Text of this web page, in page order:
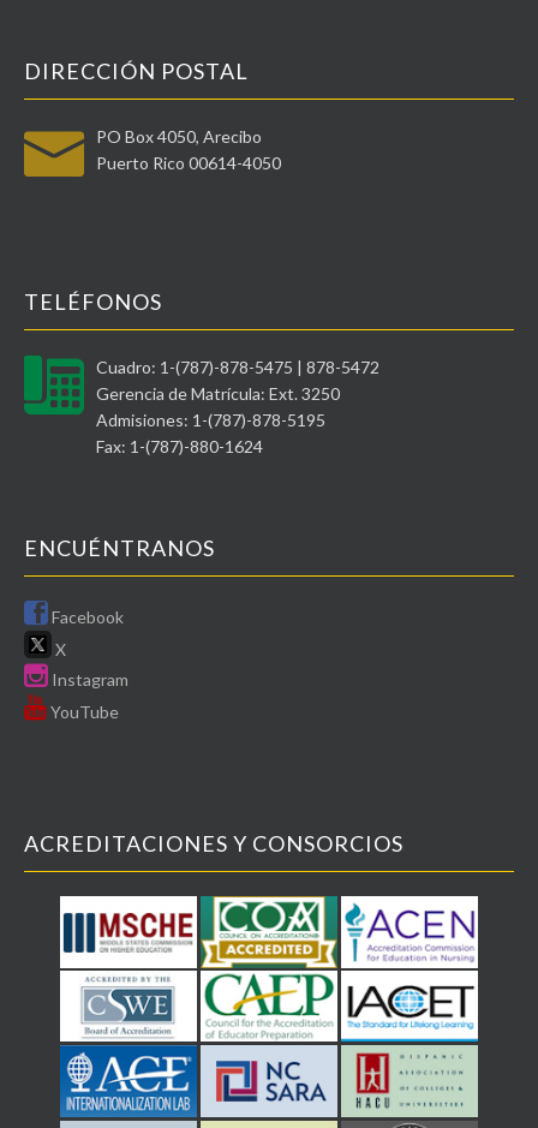
DIRECCIÓN POSTAL
PO Box 4050, Arecibo
Puerto Rico 00614-4050
TELÉFONOS
Cuadro: 1-(787)-878-5475 | 878-5472
Gerencia de Matrícula: Ext. 3250
Admisiones: 1-(787)-878-5195
Fax: 1-(787)-880-1624
ENCUÉNTRANOS
Facebook
X
Instagram
YouTube
ACREDITACIONES Y CONSORCIOS